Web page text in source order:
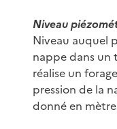
Niveau
Niveau auquel
nappe dans un
réalise un
pression de la
donné en